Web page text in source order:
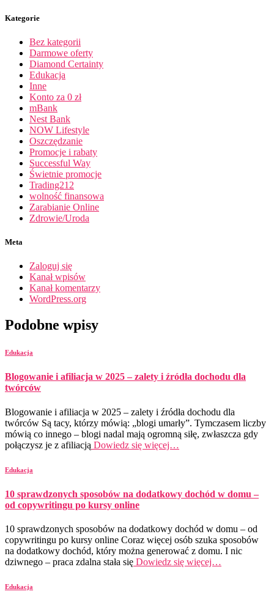
Kategorie
Bez kategorii
Darmowe oferty
Diamond Certainty
Edukacja
Inne
Konto za 0 zł
mBank
Nest Bank
NOW Lifestyle
Oszczędzanie
Promocje i rabaty
Successful Way
Świetnie promocje
Trading212
wolność finansowa
Zarabianie Online
Zdrowie/Uroda
Meta
Zaloguj się
Kanał wpisów
Kanał komentarzy
WordPress.org
Podobne wpisy
Edukacja
Blogowanie i afiliacja w 2025 – zalety i źródła dochodu dla
twórców
Blogowanie i afiliacja w 2025 – zalety i źródła dochodu dla
twórców Są tacy, którzy mówią: „blogi umarły”. Tymczasem liczby
mówią co innego – blogi nadal mają ogromną siłę, zwłaszcza gdy
połączysz je z afiliacją Dowiedz się więcej…
Edukacja
10 sprawdzonych sposobów na dodatkowy dochód w domu –
od copywritingu po kursy online
10 sprawdzonych sposobów na dodatkowy dochód w domu – od
copywritingu po kursy online Coraz więcej osób szuka sposobów
na dodatkowy dochód, który można generować z domu. I nic
dziwnego – praca zdalna stała się Dowiedz się więcej…
Edukacja